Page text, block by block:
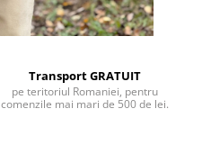
Transport GRATUIT
pe teritoriul Romaniei, pentru
comenzile mai mari de 500 de lei.